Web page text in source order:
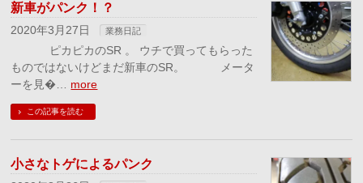
新車がパンク！？
2020年3月27日 業務日記
ピカピカのSR 。 ウチで買ってもらった
ものではないけどまだ新車のSR。 メータ
ーを見�… more
この記事を読む
小さなトゲによるパンク